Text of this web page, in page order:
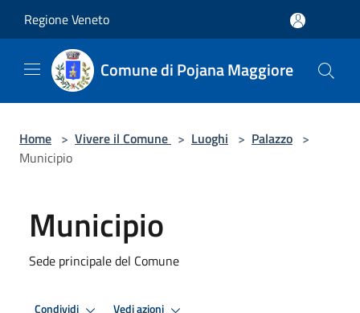
Regione Veneto
Comune di Pojana Maggiore
Home > Vivere il Comune > Luoghi > Palazzo >
Municipio
Municipio
Sede principale del Comune
Condividi Vedi azioni